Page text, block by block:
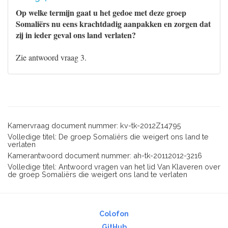
Op welke termijn gaat u het gedoe met deze groep
Somaliërs nu eens krachtdadig aanpakken en zorgen dat
zij in ieder geval ons land verlaten?
Zie antwoord vraag 3.
Kamervraag document nummer: kv-tk-2012Z14795
Volledige titel: De groep Somaliërs die weigert ons land te
verlaten
Kamerantwoord document nummer: ah-tk-20112012-3216
Volledige titel: Antwoord vragen van het lid Van Klaveren over
de groep Somaliërs die weigert ons land te verlaten
Colofon